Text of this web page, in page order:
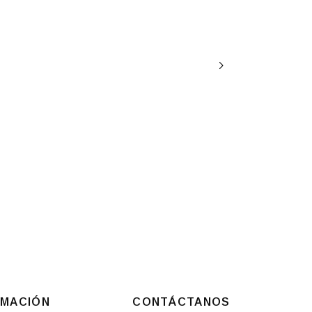
CONTÁCTANOS